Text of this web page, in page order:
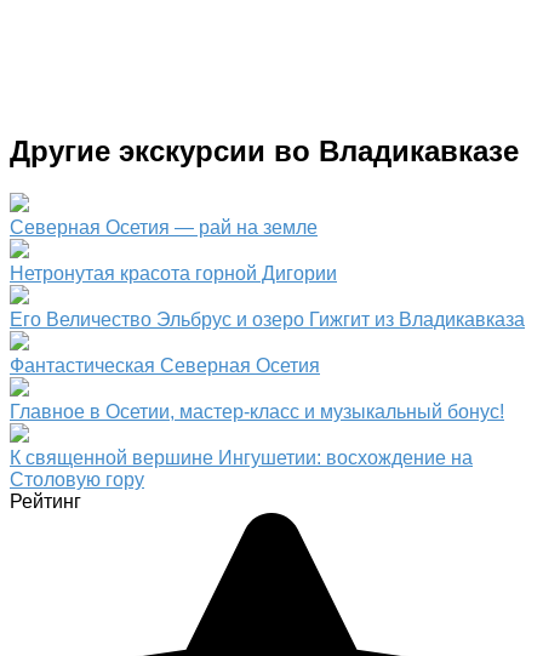
Другие экскурсии во Владикавказе
Северная Осетия — рай на земле
Нетронутая красота горной Дигории
Его Величество Эльбрус и озеро Гижгит из Владикавказа
Фантастическая Северная Осетия
Главное в Осетии, мастер-класс и музыкальный бонус!
К священной вершине Ингушетии: восхождение на
Столовую гору
Рейтинг